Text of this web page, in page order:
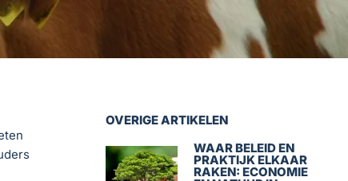
OVERIGE ARTIKELEN
WAAR BELEID EN
PRAKTIJK ELKAAR
RAKEN: ECONOMIE